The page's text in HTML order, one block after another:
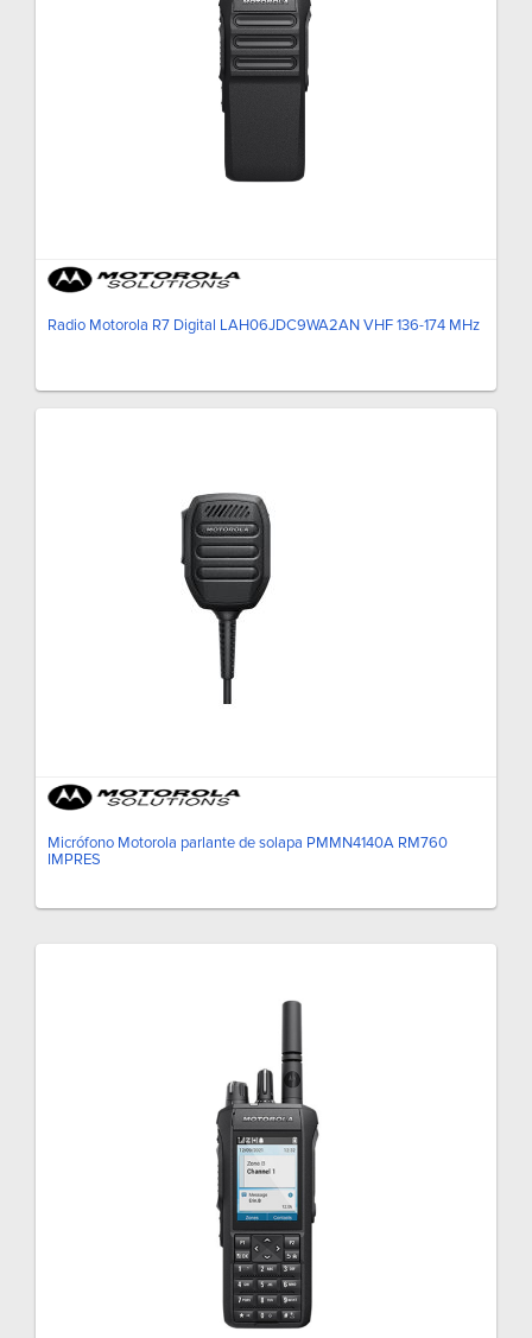
Radio Motorola R7 Digital LAH06JDC9WA2AN VHF 136-174 MHz
Micrófono Motorola parlante de solapa PMMN4140A RM760
IMPRES